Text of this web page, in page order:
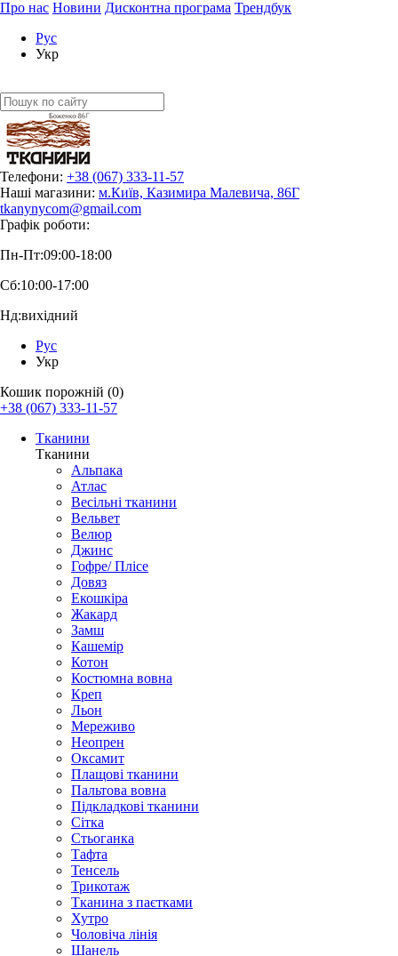
Про нас Новини Дисконтна програма Трендбук
Рус
Укр
Телефони: +38 (067) 333-11-57
Наші магазини: м.Київ, Казимира Малевича, 86Г
tkanynycom@gmail.com
Графік роботи:
Пн-Пт:09:00-18:00
Сб:10:00-17:00
Нд:вихідний
Рус
Укр
Кошик порожній (0)
+38 (067) 333-11-57
Тканини
Тканини
Альпака
Атлас
Весільні тканини
Вельвет
Велюр
Джинс
Гофре/ Плісе
Довяз
Екошкіра
Жакард
Замш
Кашемір
Котон
Костюмна вовна
Креп
Льон
Мереживо
Неопрен
Оксамит
Плащові тканини
Пальтова вовна
Підкладкові тканини
Сітка
Стьоганка
Тафта
Тенсель
Трикотаж
Тканина з паєтками
Хутро
Чоловіча лінія
Шанель